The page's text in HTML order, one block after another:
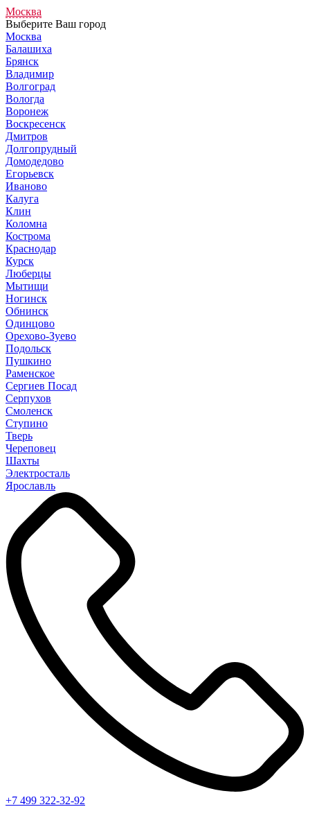
Москва
Выберите Ваш город
Москва
Балашиха
Брянск
Владимир
Волгоград
Вологда
Воронеж
Воскресенск
Дмитров
Долгопрудный
Домодедово
Егорьевск
Иваново
Калуга
Клин
Коломна
Кострома
Краснодар
Курск
Люберцы
Мытищи
Ногинск
Обнинск
Одинцово
Орехово-Зуево
Подольск
Пушкино
Раменское
Сергиев Посад
Серпухов
Смоленск
Ступино
Тверь
Череповец
Шахты
Электросталь
Ярославль
+7 499 322-32-92